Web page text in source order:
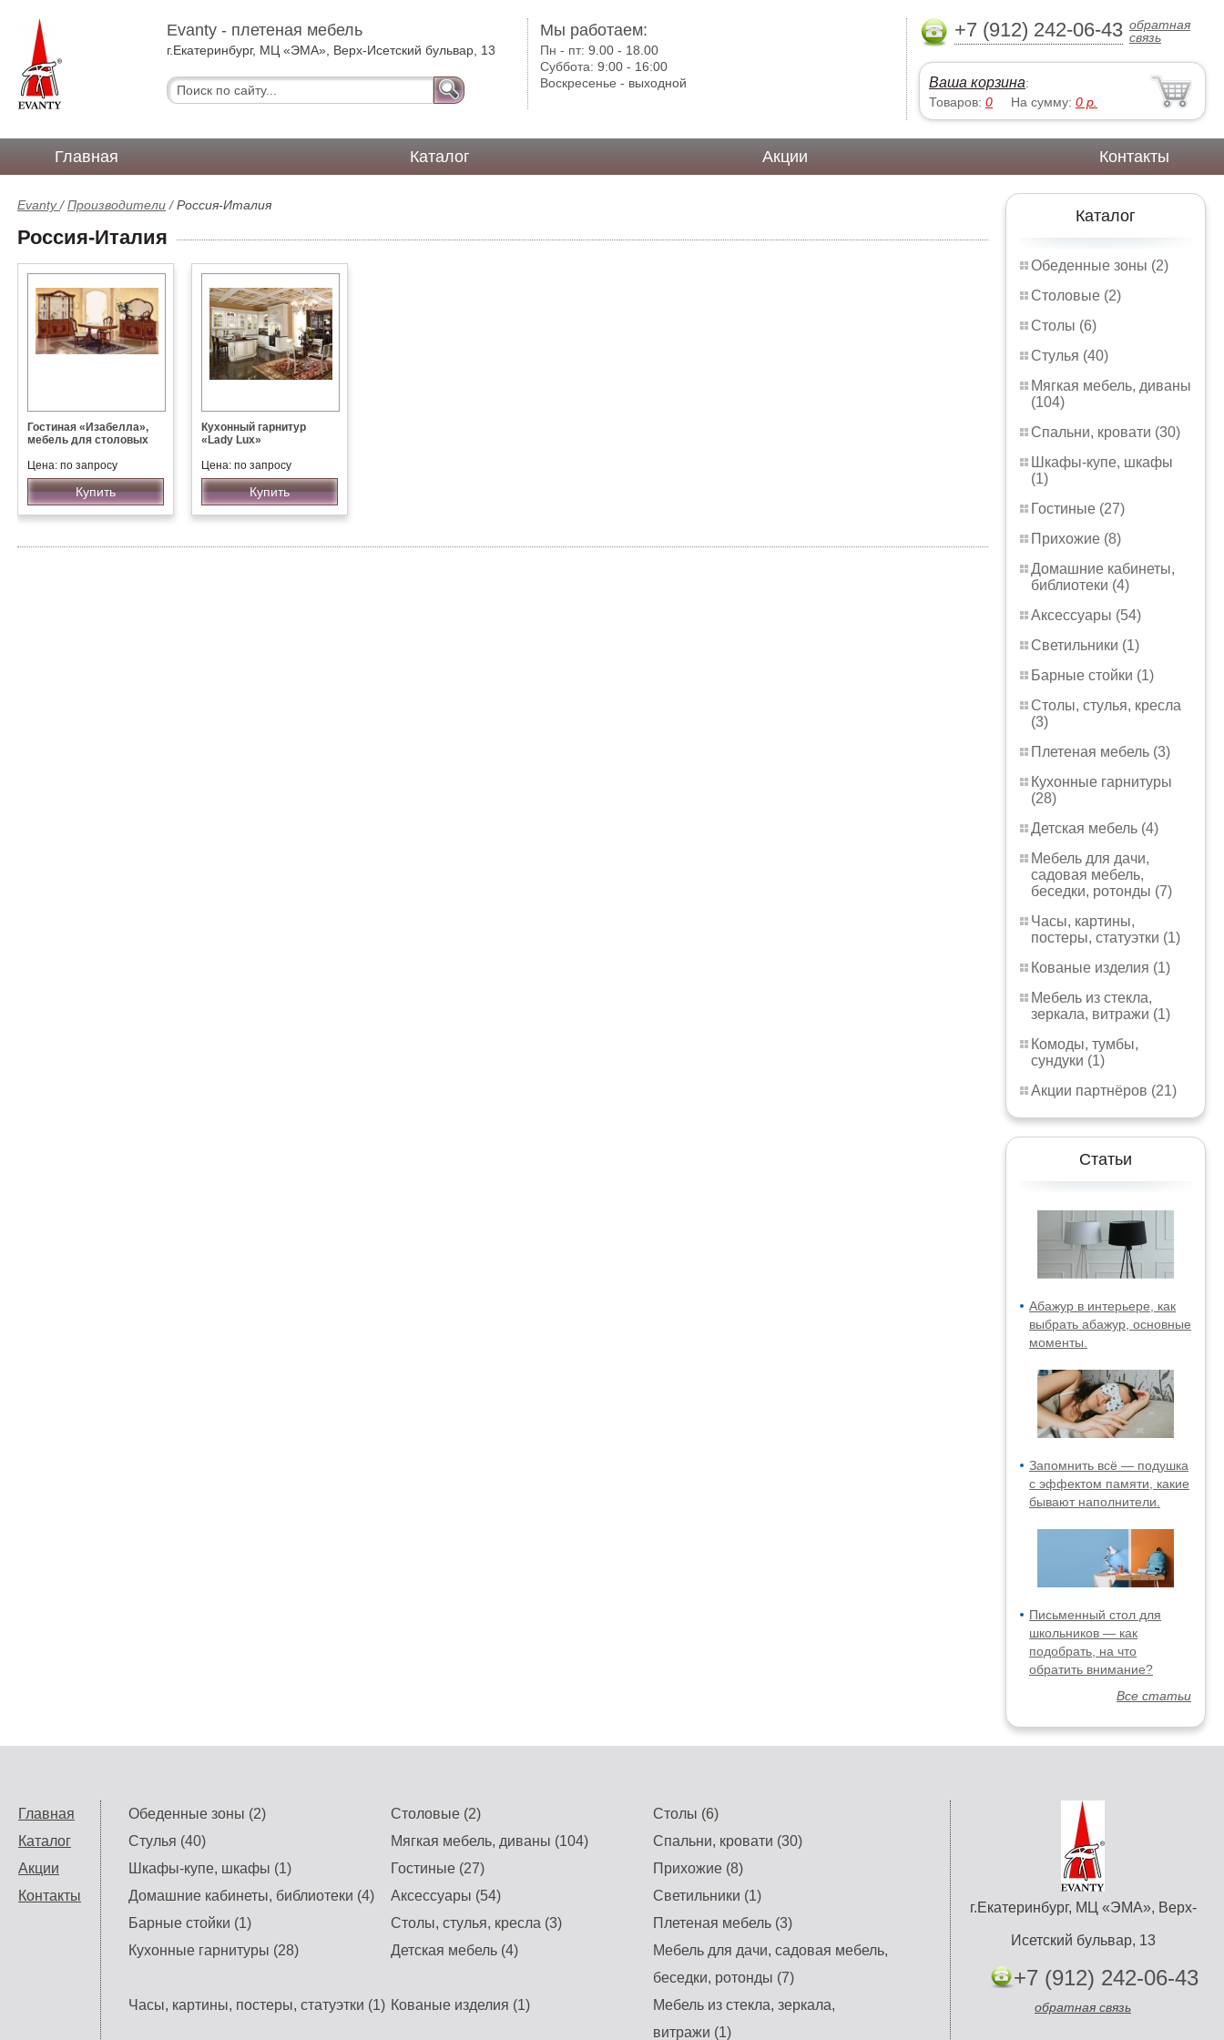
Evanty - плетеная мебель
г.Екатеринбург, МЦ «ЭМА», Верх-Исетский бульвар, 13
Мы работаем:
Пн - пт:9.00 - 18.00
Суббота:9:00 - 16:00
Воскресенье - выходной
+7 (912) 242-06-43 обратная
связь
Ваша корзина:
Товаров: 0 На сумму: 0 р.
Главная Каталог Акции Контакты
Каталог
Обеденные зоны (2)
Столовые (2)
Столы (6)
Стулья (40)
Мягкая мебель, диваны
(104)
Спальни, кровати (30)
Шкафы-купе, шкафы
(1)
Гостиные (27)
Прихожие (8)
Домашние кабинеты,
библиотеки (4)
Аксессуары (54)
Светильники (1)
Барные стойки (1)
Столы, стулья, кресла
(3)
Плетеная мебель (3)
Кухонные гарнитуры
(28)
Детская мебель (4)
Мебель для дачи,
садовая мебель,
беседки, ротонды (7)
Часы, картины,
постеры, статуэтки (1)
Кованые изделия (1)
Мебель из стекла,
зеркала, витражи (1)
Комоды, тумбы,
сундуки (1)
Акции партнёров (21)
Статьи
Абажур в интерьере, как
выбрать абажур, основные
моменты.
Запомнить всё — подушка
с эффектом памяти, какие
бывают наполнители.
Письменный стол для
школьников — как
подобрать, на что
обратить внимание?
Все статьи
Evanty/Производители /Россия-Италия
Россия-Италия
Гостиная «Изабелла»,
мебель для столовых
Цена: по запросу
Купить
Кухонный гарнитур
«Lady Lux»
Цена: по запросу
Купить
Главная
Каталог
Акции
Контакты
г.Екатеринбург, МЦ «ЭМА», Верх-
Исетский бульвар, 13
+7 (912) 242-06-43
обратная связь
Обеденные зоны (2) Столовые (2)
Столы (6)
Стулья (40)
Мягкая мебель, диваны (104)
Спальни, кровати (30)
Шкафы-купе, шкафы (1)
Гостиные (27)
Прихожие (8)
Домашние кабинеты, библиотеки (4)
Аксессуары (54)
Светильники (1)
Барные стойки (1)
Столы, стулья, кресла (3)
Плетеная мебель (3)
Кухонные гарнитуры (28)
Детская мебель (4)
Мебель для дачи, садовая мебель,
беседки, ротонды (7)
Часы, картины, постеры, статуэтки (1) Кованые изделия (1)
Мебель из стекла, зеркала,
витражи (1)